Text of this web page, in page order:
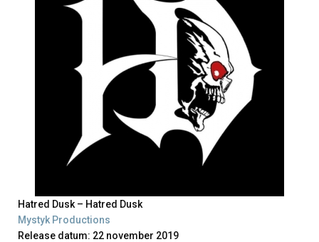
Hatred Dusk – Hatred Dusk
Mystyk Productions
Release datum: 22 november 2019